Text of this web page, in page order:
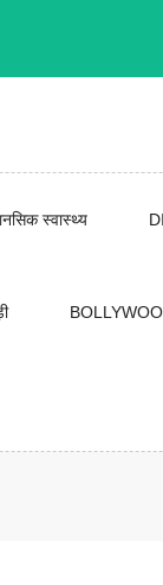
स्वास्थ्य